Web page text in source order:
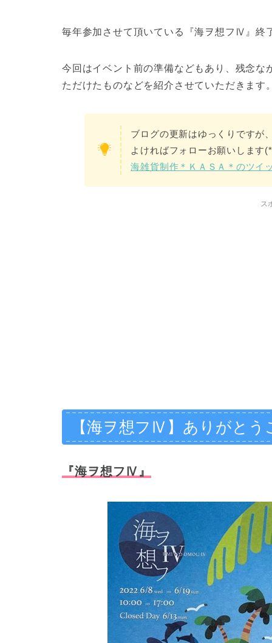
毎年参加させて頂いている『海ヲ想フⅣ』終
今回はイベント前の準備などもあり、残念
ただけたものなどを紹介させていただきます
ブログの更新はゆっくりですが
よければフォローお願いします
海雑貨制作＊ＫＡＳＡ＊のツイ
ス
【海ヲ想フⅣ】ありがとう
『海ヲ想フⅣ』